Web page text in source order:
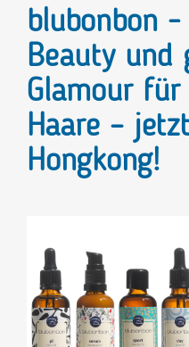
blubonbon -
Beauty und
Glamour
Haare –
Hongkong!